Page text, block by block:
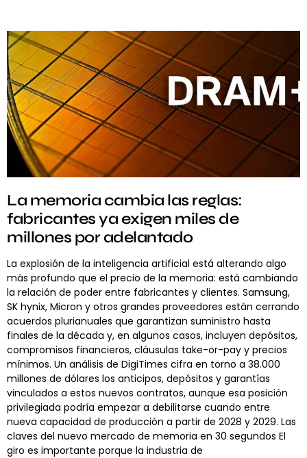
La memoria cambia las reglas:
fabricantes ya exigen miles de
millones por adelantado
La explosión de la inteligencia artificial está alterando algo
más profundo que el precio de la memoria: está cambiando
la relación de poder entre fabricantes y clientes. Samsung,
SK hynix, Micron y otros grandes proveedores están cerrando
acuerdos plurianuales que garantizan suministro hasta
finales de la década y, en algunos casos, incluyen depósitos,
compromisos financieros, cláusulas take-or-pay y precios
mínimos. Un análisis de DigiTimes cifra en torno a 38.000
millones de dólares los anticipos, depósitos y garantías
vinculados a estos nuevos contratos, aunque esa posición
privilegiada podría empezar a debilitarse cuando entre
nueva capacidad de producción a partir de 2028 y 2029. Las
claves del nuevo mercado de memoria en 30 segundos El
giro es importante porque la industria de